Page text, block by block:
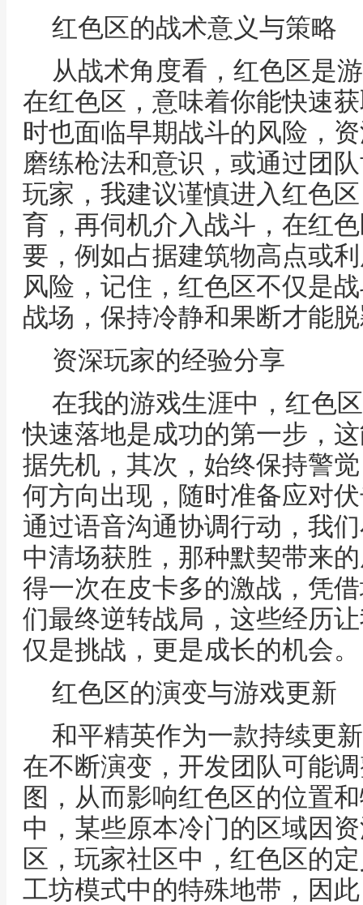
红色区的战术意义与策略
从战术角度看，红色区是
在红色区，意味着你能快速
时也面临早期战斗的风险，
磨练枪法和意识，或通过团
玩家，我建议谨慎进入红色
育，再伺机介入战斗，在红
要，例如占据建筑物高点或
风险，记住，红色区不仅是
战场，保持冷静和果断才能
资深玩家的经验分享
在我的游戏生涯中，红色
快速落地是成功的第一步，
据先机，其次，始终保持警
何方向出现，随时准备应对
通过语音沟通协调行动，我
中清场获胜，那种默契带来
得一次在皮卡多的激战，凭
们最终逆转战局，这些经历
仅是挑战，更是成长的机会。
红色区的演变与游戏更新
和平精英作为一款持续更
在不断演变，开发团队可能
图，从而影响红色区的位置
中，某些原本冷门的区域因
区，玩家社区中，红色区的
工坊模式中的特殊地带，因